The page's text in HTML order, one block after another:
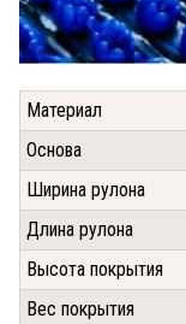
Материал
Основа
Ширина рулона
Длина рулона
Высота покрытия
Вес покрытия